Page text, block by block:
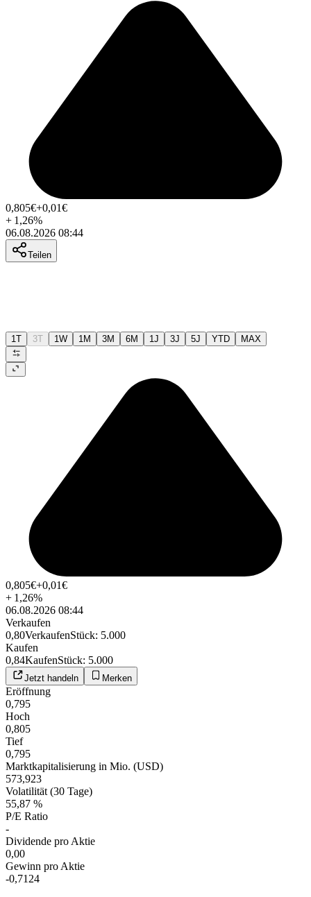
0,805€+0,01€
+ 1,26%
06.08.2026 08:44
Teilen
1T 3T 1W 1M 3M 6M 1J 3J 5J YTD MAX
0,805€+0,01€
+ 1,26%
06.08.2026 08:44
Verkaufen
0,80VerkaufenStück: 5.000
Kaufen
0,84KaufenStück: 5.000
Jetzt handeln Merken
Eröffnung
0,795
Hoch
0,805
Tief
0,795
Marktkapitalisierung in Mio. (USD)
573,923
Volatilität (30 Tage)
55,87 %
P/E Ratio
-
Dividende pro Aktie
0,00
Gewinn pro Aktie
-0,7124